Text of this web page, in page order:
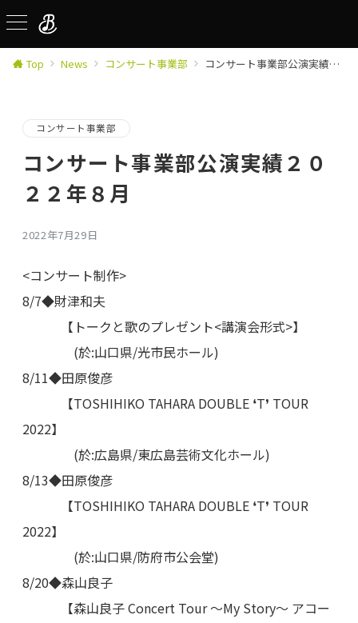
Top News コンサート事業部 コンサート事業部公演実績２０２２年８月
コンサート事業部
コンサート事業部公演実績２０
２２年８月
2022年7月29日
<コンサート制作>
8/7◆財津和夫
【トークと歌のプレゼント<講演会形式>】
(於:山口県/光市民ホール)
8/11◆田原俊彦
【TOSHIHIKO TAHARA DOUBLE ❛T❜ TOUR
2022】
(於:広島県/東広島芸術文化ホール)
8/13◆田原俊彦
【TOSHIHIKO TAHARA DOUBLE ❛T❜ TOUR
2022】
(於:山口県/防府市公会堂)
8/20◆森山良子
【森山良子 Concert Tour ～My Story～ アコー